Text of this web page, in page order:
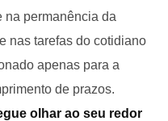
na permanência da
nas tarefas do cotidiano
apenas para a
de prazos.
olhar ao seu redor